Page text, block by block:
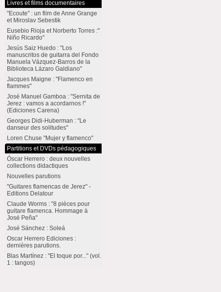
Livres et films documentaires
"Ecoute" : un film de Anne Grange
et Miroslav Sebestik
Eusebio Rioja et Norberto Torres :"
Niño Ricardo"
Jesús Saiz Huedo : "Los
manuscritos de guitarra del Fondo
Manuela Vázquez-Barros de la
Biblioteca Lázaro Galdiano"
Jacques Maigne : "Flamenco en
flammes"
José Manuel Gamboa : "Sernita de
Jerez : vamos a acordarnos !"
(Ediciones Carena)
Georges Didi-Huberman : "Le
danseur des solitudes"
Loren Chuse "Mujer y flamenco"
Partitions et DVDs pédagogiques
Óscar Herrero : deux nouvelles
collections didactiques
Nouvelles parutions
"Guitares flamencas de Jerez" -
Editions Delatour
Claude Worms : "8 pièces pour
guitare flamenca. Hommage à
José Peña"
José Sánchez : Soleá
Oscar Herrero Ediciones :
dernières parutions.
Blas Martínez : "El toque por..." (vol.
1 : tangos)